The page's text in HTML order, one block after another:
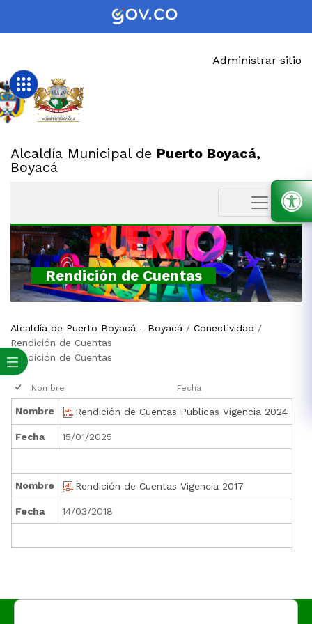
Administrar sitio
Alcaldía Municipal de Puerto Boyacá,
Boyacá
Rendición de Cuentas
Alcaldía de Puerto Boyacá - Boyacá / Conectividad /
Rendición de Cuentas
Rendición de Cuentas
Nombre Fecha
Nombre Rendición de Cuentas Publicas Vigencia 2024
Fecha 15/01/2025
Nombre Rendición de Cuentas Vigencia 2017
Fecha 14/03/2018